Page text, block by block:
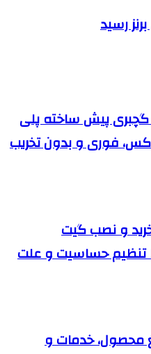
رسید
گچبری پیش ساخته پلی
فوری و بدون تخریب
و نصب گیت
تنظیم حساسیت و علت
محصول، خدمات و